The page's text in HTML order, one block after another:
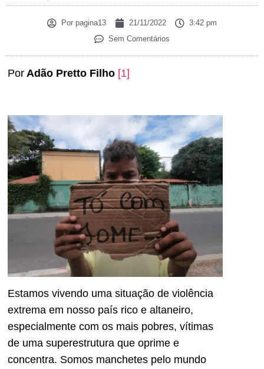
Por pagina13 21/11/2022
3:42 pm
Sem Comentários
Por Adão Pretto Filho [1]
Estamos vivendo uma situação de violência
extrema em nosso país rico e altaneiro,
especialmente com os mais pobres, vítimas
de uma superestrutura que oprime e
concentra. Somos manchetes pelo mundo